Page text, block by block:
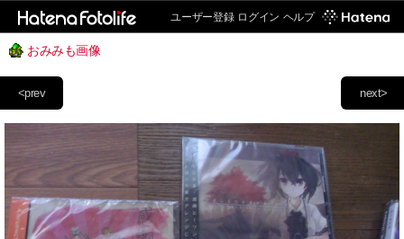
ユーザー登録 ログイン ヘルプ
おみみも画像
next>
<prev